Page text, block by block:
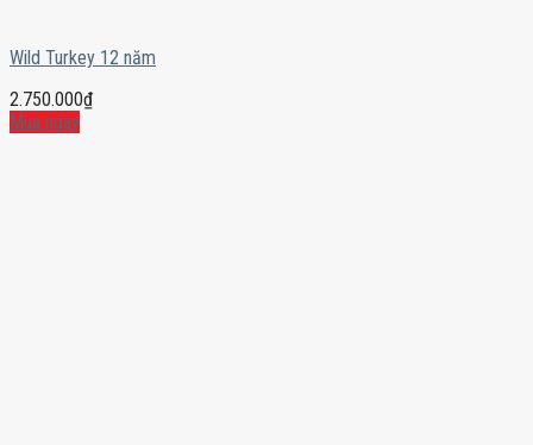
Wild Turkey 12 năm
2.750.000₫
Mua ngay